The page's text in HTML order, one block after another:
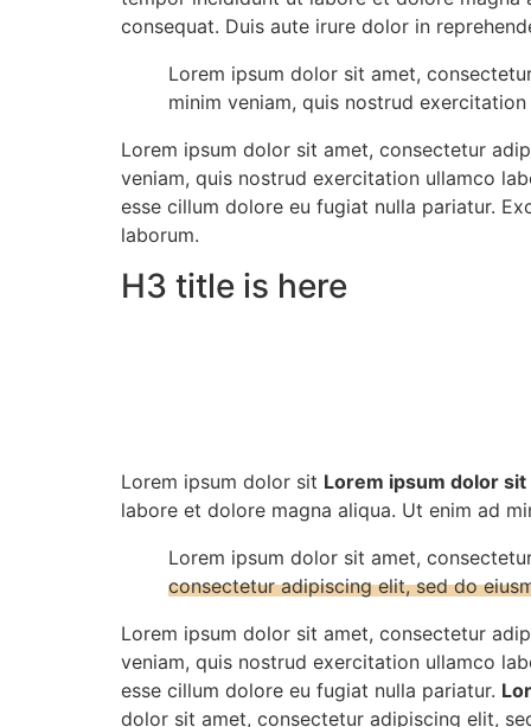
consequat. Duis aute irure dolor in
Lorem ipsum dolor sit amet,
minim veniam, quis nostrud
Lorem ipsum dolor sit amet, consectetur
veniam, quis nostrud exercitation ullamco
esse cillum dolore eu fugiat nulla pariatur.
laborum.
H3 title is here
Lorem ipsum dolor sit Lorem ipsum dolor sit
labore et dolore magna aliqua. Ut enim ad
Lorem ipsum dolor sit amet,
consectetur adipiscing elit, sed do
Lorem ipsum dolor sit amet, consectetur
veniam, quis nostrud exercitation ullamco
esse cillum dolore eu fugiat nulla pariatur.
dolor sit amet, consectetur adipiscing elit,